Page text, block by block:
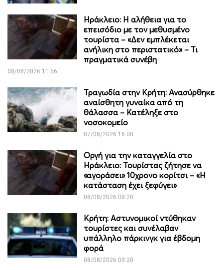
Ηράκλειο: Η αλήθεια για το
επεισόδιο με τον μεθυσμένο
τουρίστα – «Δεν εμπλέκεται
ανήλικη στο περιστατικό» – Τι
πραγματικά συνέβη
08/08/2026 11:56
Τραγωδία στην Κρήτη: Ανασύρθηκε
αναίσθητη γυναίκα από τη
θάλασσα – Κατέληξε στο
νοσοκομείο
07/08/2026 16:00
Οργή για την καταγγελία στο
Ηράκλειο: Τουρίστας ζήτησε να
«αγοράσει» 10χρονο κορίτσι – «Η
κατάσταση έχει ξεφύγει»
08/08/2026 08:20
Κρήτη: Αστυνομικοί ντύθηκαν
τουρίστες και συνέλαβαν
υπάλληλο πάρκινγκ για έβδομη
φορά
08/08/2026 09:20